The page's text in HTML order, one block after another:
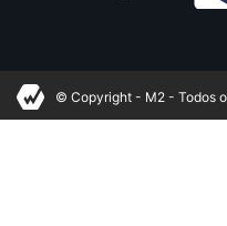
© Copyright - M2 - Todos